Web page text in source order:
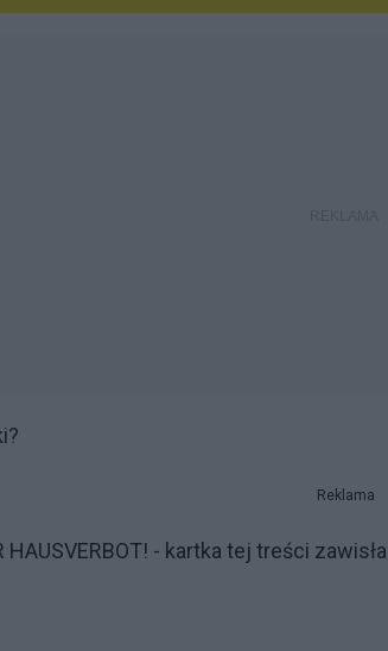
Reklama
HAUSVERBOT! - kartka tej treści